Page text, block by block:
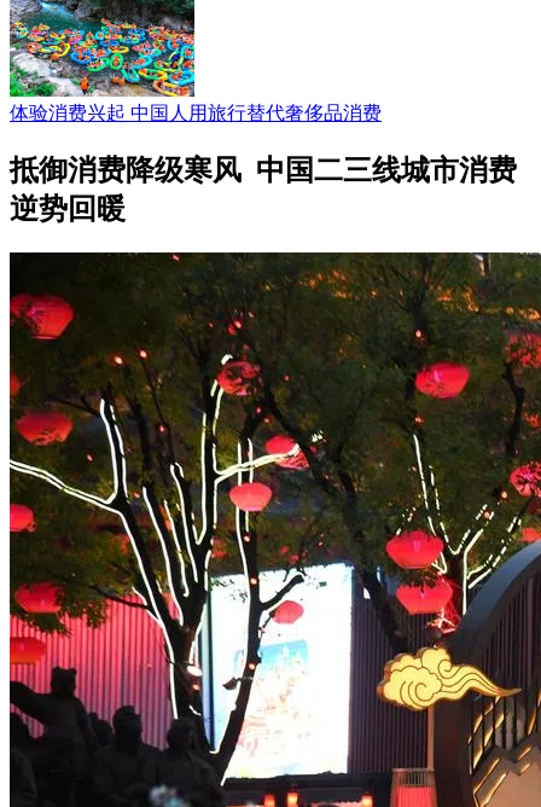
体验消费兴起 中国人用旅行替代奢侈品消费
抵御消费降级寒风 中国二三线城市消费
逆势回暖